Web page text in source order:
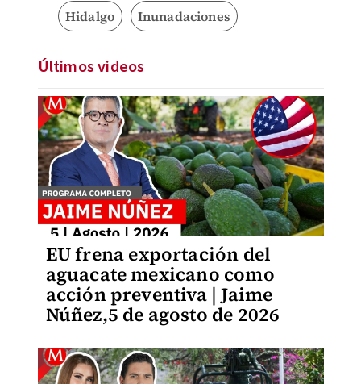
Hidalgo Inunadaciones
Últimos videos
EU frena exportación del
aguacate mexicano como
acción preventiva | Jaime
Núñez,5 de agosto de 2026